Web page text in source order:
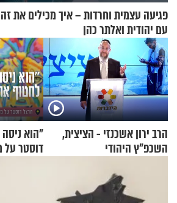
פגיעה עצמית וחרדות – איך מכילים את
עם יהודית ואלתר כהן
הרב ירון אשכנזי - הציצית,
השכפ"ץ היהודי
"הוא
דוסטר על